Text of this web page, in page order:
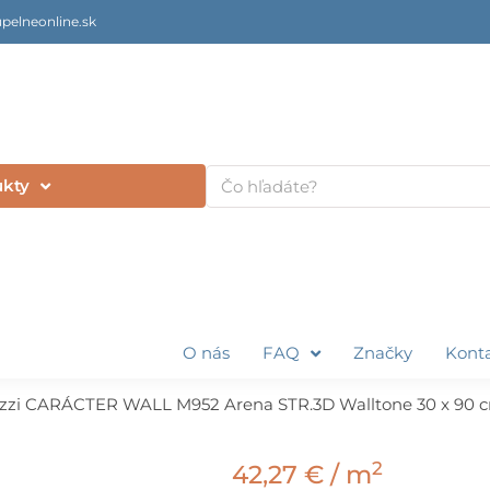
Vyhľadať
O nás FAQ Značky
CARÁCTER WALL M952 Arena STR.3D Walltone 30 x 90
42,27 € / m2